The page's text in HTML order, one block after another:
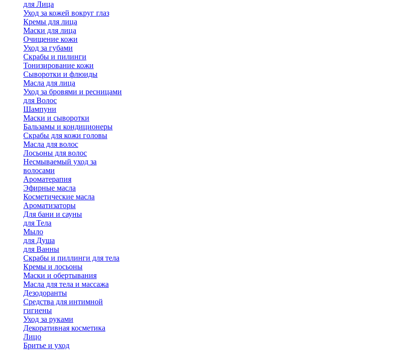
для Лица
Уход за кожей вокруг глаз
Кремы для лица
Маски для лица
Очищение кожи
Уход за губами
Скрабы и пилинги
Тонизирование кожи
Сыворотки и флюиды
Масла для лица
Уход за бровями и ресницами
для Волос
Шампуни
Маски и сыворотки
Бальзамы и кондиционеры
Скрабы для кожи головы
Масла для волос
Лосьоны для волос
Несмываемый уход за
волосами
Ароматерапия
Эфирные масла
Косметические масла
Ароматизаторы
Для бани и сауны
для Тела
Мыло
для Душа
для Ванны
Скрабы и пиллинги для тела
Кремы и лосьоны
Маски и обертывания
Масла для тела и массажа
Дезодоранты
Средства для интимной
гигиены
Уход за руками
Декоративная косметика
Лицо
Бритье и уход